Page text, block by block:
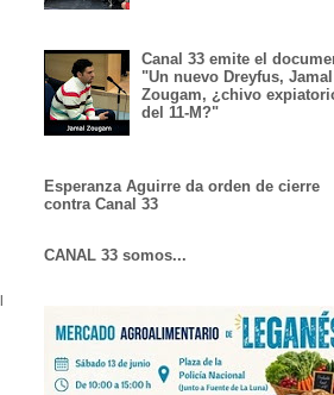
Canal 33 emite el
"Un nuevo Dreyfus, Jamal
Zougam, ¿chivo
del 11-M?"
Esperanza Aguirre da orden de cierre
contra Canal 33
CANAL 33 somos...